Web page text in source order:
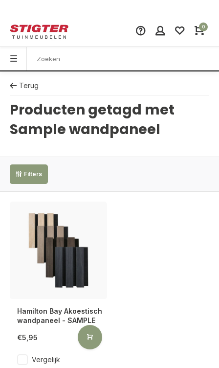
0
Terug
Producten getagd met
Sample wandpaneel
Filters
Hamilton Bay Akoestisch
wandpaneel - SAMPLE
€5,95
Vergelijk